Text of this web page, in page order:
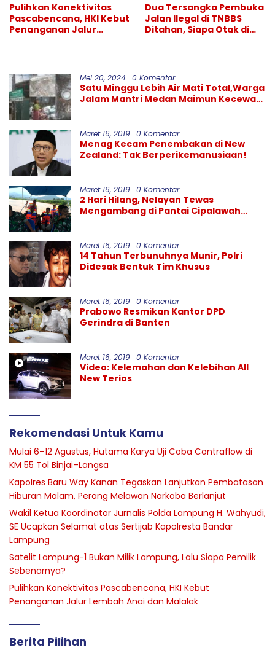
Pulihkan Konektivitas
Pascabencana, HKI Kebut
Penanganan Jalur
Dua Tersangka Pembuka
Jalan Ilegal di TNBBS
Ditahan, Siapa Otak di
Mei 20, 2024 0 Komentar
Satu Minggu Lebih Air Mati Total,Warga
Jalam Mantri Medan Maimun Kecewa
Maret 16, 2019 0 Komentar
Menag Kecam Penembakan di New
Zealand: Tak Berperikemanusiaan!
Maret 16, 2019 0 Komentar
2 Hari Hilang, Nelayan Tewas
Mengambang di Pantai Cipalawah
Maret 16, 2019 0 Komentar
14 Tahun Terbunuhnya Munir, Polri
Didesak Bentuk Tim Khusus
Maret 16, 2019 0 Komentar
Prabowo Resmikan Kantor DPD
Gerindra di Banten
Maret 16, 2019 0 Komentar
Video: Kelemahan dan Kelebihan All
New Terios
Rekomendasi Untuk Kamu
Mulai 6–12 Agustus, Hutama Karya Uji Coba Contraflow di
KM 55 Tol Binjai–Langsa
Kapolres Baru Way Kanan Tegaskan Lanjutkan Pembatasan
Hiburan Malam, Perang Melawan Narkoba Berlanjut
Wakil Ketua Koordinator Jurnalis Polda Lampung H. Wahyudi,
SE Ucapkan Selamat atas Sertijab Kapolresta Bandar
Lampung
Satelit Lampung-1 Bukan Milik Lampung, Lalu Siapa Pemilik
Sebenarnya?
Pulihkan Konektivitas Pascabencana, HKI Kebut
Penanganan Jalur Lembah Anai dan Malalak
Berita Pilihan